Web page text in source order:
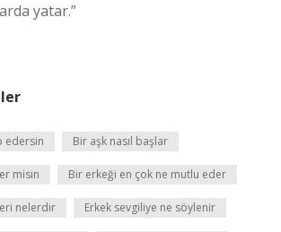
yatar.”
edersin Bir aşk nasıl başlar
misin Bir erkeği en çok ne mutlu eder
nelerdir Erkek sevgiliye ne söylenir